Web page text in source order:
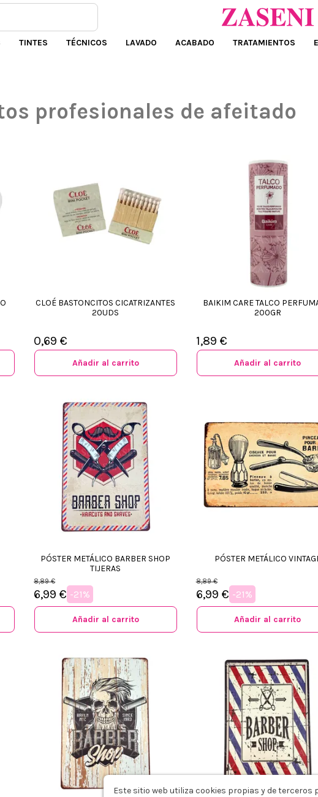
TINTES TÉCNICOS LAVADO ACABADO TRATAMIENTOS
profesionales de afeitado
CLOÉ BASTONCITOS CICATRIZANTES
20UDS
0,69 €
Añadir al carrito
BAIKIM CARE TALCO
200GR
1,89 €
Añadir al carrito
PÓSTER METÁLICO BARBER SHOP
TIJERAS
8,89 €
6,99 € -21%
Añadir al carrito
PÓSTER METÁLICO
8,89 €
6,99 € -21%
Añadir al carrito
Este sitio web utiliza cookies propias y de